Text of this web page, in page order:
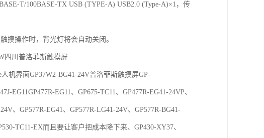
T/100BASE-TX USB (TYPE-A) USB2.0 (Type-A)×1，传
操作时，背光灯将会自动关闭。
四川普洛菲斯触摸屏
机界面GP37W2-BG41-24V普洛菲斯触摸屏GP-
EG11GP477R-EG11、GP675-TC11、GP477R-EG41-24VP、
、GP577R-EG41、GP577R-LG41-24V、GP577R-BG41-
TC11-EX而且要让客户把成本降下来、GP430-XY37、